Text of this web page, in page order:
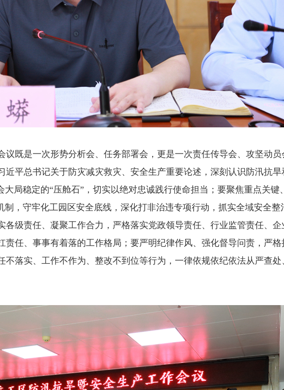
既是一次形势分析会、任务部署会，更是一次责任传导会、攻坚动员
平总书记关于防灾减灾救灾、安全生产重要论述，深刻认识防汛抗
局稳定的“压舱石”，切实以绝对忠诚践行使命担当；要聚焦重点关键
制，守牢化工园区安全底线，深化打非治违专项行动，抓实全域安全
级责任、凝聚工作合力，严格落实党政领导责任、行业监管责任、
任、事事有着落的工作格局；要严明纪律作风、强化督导问责，严格
落实、工作不作为、整改不到位等行为，一律依规依纪依法从严查